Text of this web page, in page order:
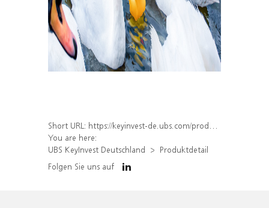
Short URL: https://keyinvest-de.ubs.com/produkt/detail/index/isin/DE000WA705E9
You are here:
UBS KeyInvest Deutschland
Produktdetail
Folgen Sie uns auf